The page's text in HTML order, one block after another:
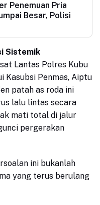
Penemuan Pria
Besar, Polisi
Sistemik
Lantas Polres Kubu
Kasubsi Penmas, Aiptu
patah as roda ini
lalu lintas secara
mati total di jalur
pergerakan
ini bukanlah
yang terus berulang